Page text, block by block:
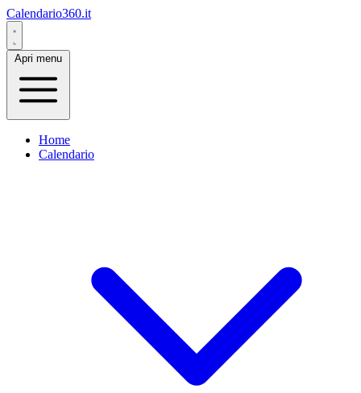
Calendario360.it
Apri menu
Home
Calendario